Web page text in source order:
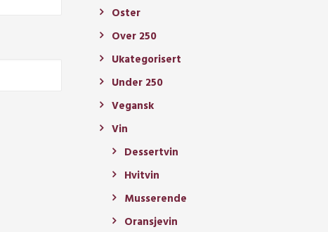
Oster
Over 250
Ukategorisert
Under 250
Vegansk
Vin
Dessertvin
Hvitvin
Musserende
Oransjevin